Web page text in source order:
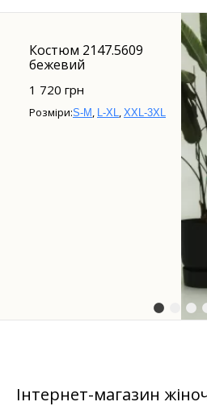
Костюм 2147.5609
бежевий
1 720 грн
Розміри:S-M , L-XL, XXL-3XL
Інтернет-магазин